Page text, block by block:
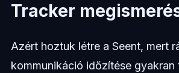
Tracker
Azért hoztuk létre a Seent, mert
kommunikáció időzítése gyakran